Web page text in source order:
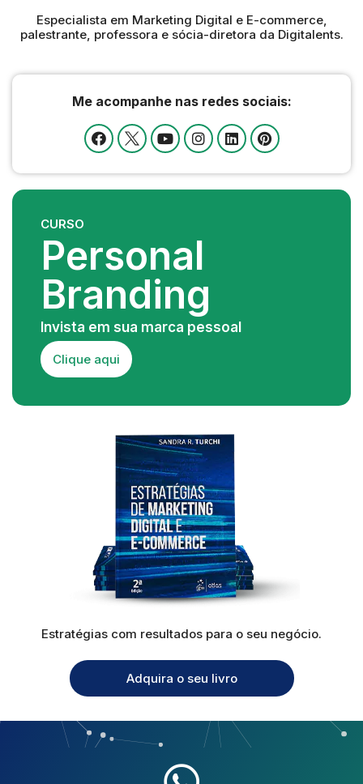
Especialista em Marketing Digital e E-commerce,
palestrante, professora e sócia-diretora da Digitalents.
Me acompanhe nas redes sociais:
CURSO
Personal
Branding
Invista em sua marca pessoal
Clique aqui
Estratégias com resultados para o seu negócio.
Adquira o seu livro